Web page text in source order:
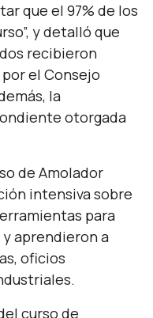
que el 97% de los
y detalló que
recibieron
el Consejo
la
otorgada
de Amolador
intensiva sobre
para
aprendieron a
oficios
curso de